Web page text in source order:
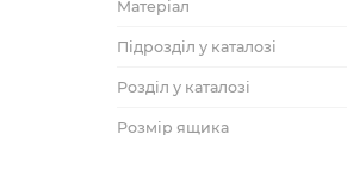
Матеріал
Підрозділ у каталозі
Розділ у каталозі
Розмір ящика